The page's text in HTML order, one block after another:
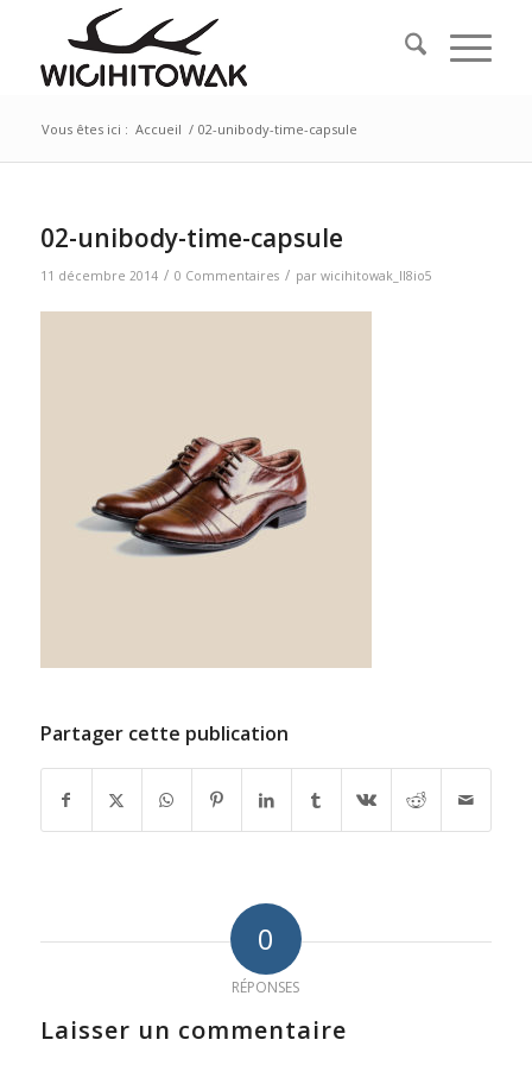
Vous êtes ici : Accueil / 02-unibody-time-capsule
02-unibody-time-capsule
11 décembre 2014 / 0 Commentaires / par wicihitowak_ll8io5
Partager cette publication
0
RÉPONSES
Laisser un commentaire